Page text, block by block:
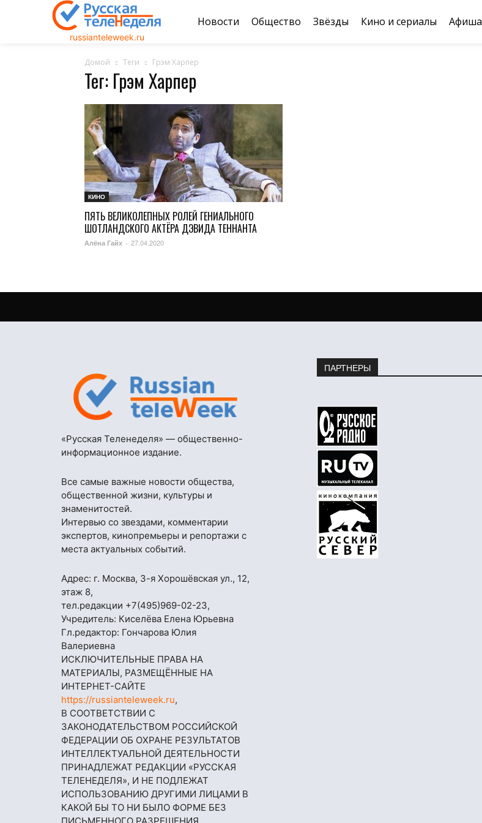
russianteleweek.ru
Новости Общество Звёзды Кино и сериалы Афиша
Домой Теги Грэм Харпер
Тег: Грэм Харпер
КИНО
ПЯТЬ ВЕЛИКОЛЕПНЫХ РОЛЕЙ ГЕНИАЛЬНОГО
ШОТЛАНДСКОГО АКТЁРА ДЭВИДА ТЕННАНТА
Алёна Гайх - 27.04.2020
«Русская Теленеделя» — общественно-
информационное издание.
Все самые важные новости общества,
общественной жизни, культуры и
знаменитостей.
Интервью со звездами, комментарии
экспертов, кинопремьеры и репортажи с
места актуальных событий.
Адрес: г. Москва, 3-я Хорошёвская ул., 12,
этаж 8,
тел.редакции +7(495)969-02-23,
Учредитель: Киселёва Елена Юрьевна
Гл.редактор: Гончарова Юлия
Валериевна
ИСКЛЮЧИТЕЛЬНЫЕ ПРАВА НА
МАТЕРИАЛЫ, РАЗМЕЩЁННЫЕ НА
ИНТЕРНЕТ-САЙТЕ
https://russianteleweek.ru,
В СООТВЕТСТВИИ С
ЗАКОНОДАТЕЛЬСТВОМ РОССИЙСКОЙ
ФЕДЕРАЦИИ ОБ ОХРАНЕ РЕЗУЛЬТАТОВ
ИНТЕЛЛЕКТУАЛЬНОЙ ДЕЯТЕЛЬНОСТИ
ПРИНАДЛЕЖАТ РЕДАКЦИИ «РУССКАЯ
ТЕЛЕНЕДЕЛЯ», И НЕ ПОДЛЕЖАТ
ИСПОЛЬЗОВАНИЮ ДРУГИМИ ЛИЦАМИ В
КАКОЙ БЫ ТО НИ БЫЛО ФОРМЕ БЕЗ
ПАРТНЕРЫ